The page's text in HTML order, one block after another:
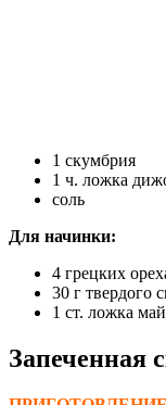
1 скумбрия
1 ч. ложка
соль
Для начинки:
4 грецких
30 г твердого
1 ст. ложка
Запеченная